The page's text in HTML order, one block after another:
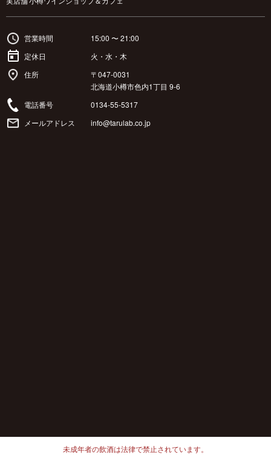
営業時間
15:00 〜 21:00
定休日
火・水・木
住所
〒047-0031
北海道小樽市色内1丁目 9-6
電話番号
0134-55-5317
メールアドレス
info@tarulab.co.jp
未成年者の飲酒は法律で禁止されています。